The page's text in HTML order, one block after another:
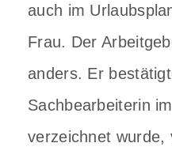
auch im
Frau. Der
anders. Er
Sachbearbeiterin
verzeichnet wurde,